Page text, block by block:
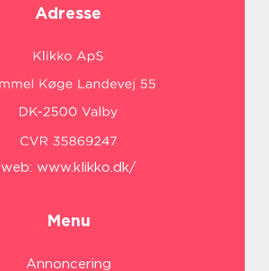
Adresse
web: www.klikko.dk/
Menu
Annoncering